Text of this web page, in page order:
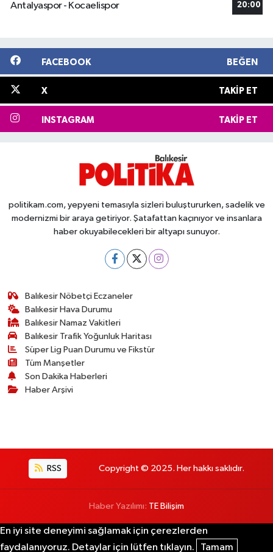
Antalyaspor - Kocaelispor 20:00
FACEBOOK BEĞEN
X TAKIP ET
INSTAGRAM TAKIP ET
politikam.com, yepyeni temasıyla sizleri buluştururken, sadelik ve
modernizmi bir araya getiriyor. Şatafattan kaçınıyor ve insanlara
haber okuyabilecekleri bir altyapı sunuyor.
Balıkesir Nöbetçi Eczaneler
Balıkesir Hava Durumu
Balıkesir Namaz Vakitleri
Balıkesir Trafik Yoğunluk Haritası
Süper Lig Puan Durumu ve Fikstür
Tüm Manşetler
Son Dakika Haberleri
Haber Arşivi
RSS Copyright © 2025. Her hakkı saklıdır.
Haber Yazılımı: TE Bilişim
En iyi site deneyimi sağlamak için çerezlerden
faydalanıyoruz. Detaylar için lütfen tıklayın.
Tamam